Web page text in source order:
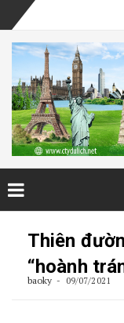
Thiên
“hoành
baoky 09/07/2021